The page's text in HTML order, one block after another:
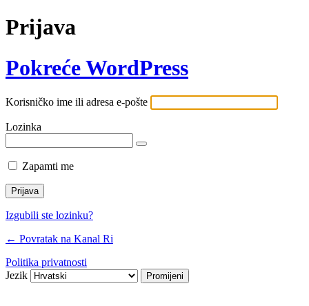
Prijava
Pokreće WordPress
Korisničko ime ili adresa e-pošte
Lozinka
Zapamti me
Izgubili ste lozinku?
← Povratak na Kanal Ri
Politika privatnosti
Jezik